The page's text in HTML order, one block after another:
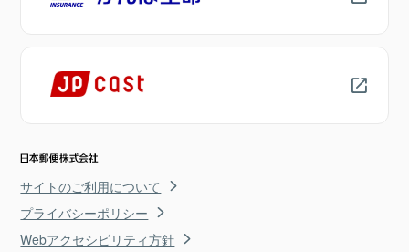
サイトのご利用について
プライバシーポリシー
Webアクセシビリティ方針